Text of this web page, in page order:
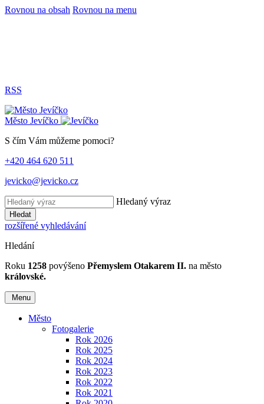
Rovnou na obsah Rovnou na menu
RSS
Město Jevíčko
S čím Vám můžeme pomoci?
+420 464 620 511
jevicko@jevicko.cz
Hledaný výraz
Hledat
rozšířené vyhledávání
Hledání
Roku 1258 povýšeno Přemyslem Otakarem II. na město
královské.
Menu
Město
Fotogalerie
Rok 2026
Rok 2025
Rok 2024
Rok 2023
Rok 2022
Rok 2021